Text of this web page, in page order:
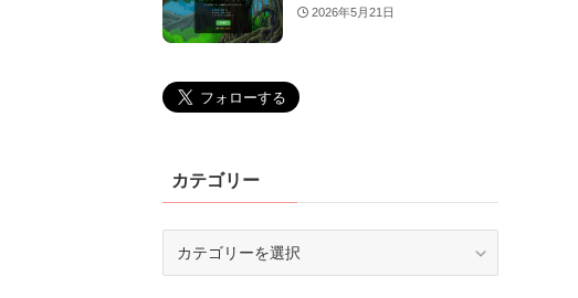
2026年5月21日
カテゴリー